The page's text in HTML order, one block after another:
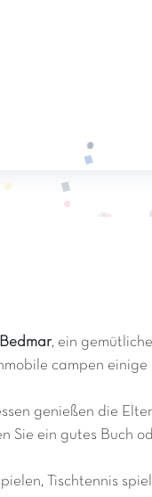
, ein
campen
genießen die
Sie ein gutes Buch
Tischtennis